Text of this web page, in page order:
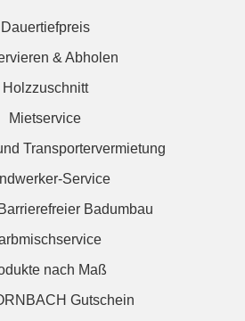
Dauertiefpreis
& Abholen
Holzzuschnitt
Mietservice
Transportervermietung
Service
Badumbau
nach Maß
Gutschein